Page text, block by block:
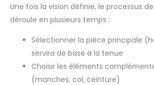
Une fois la vision définie, le processus
déroule en plusieurs temps :
Sélectionner la pièce principale
servira de base à la tenue
Choisir les éléments
(manches, col, ceinture)